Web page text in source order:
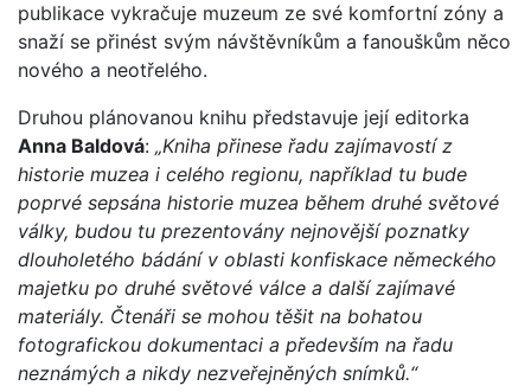
publikace vykračuje muzeum ze své komfortní zóny a
snaží se přinést svým návštěvníkům a fanouškům něco
nového a neotřelého.
Druhou plánovanou knihu představuje její editorka
Anna Baldová: „Kniha přinese řadu zajímavostí z
historie muzea i celého regionu, například tu bude
poprvé sepsána historie muzea během druhé světové
války, budou tu prezentovány nejnovější poznatky
dlouholetého bádání v oblasti konfiskace německého
majetku po druhé světové válce a další zajímavé
materiály. Čtenáři se mohou těšit na bohatou
fotografickou dokumentaci a především na řadu
neznámých a nikdy nezveřejněných snímků.“